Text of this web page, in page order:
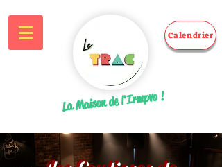
Calendrier
La Maison de l'Irmpvo !